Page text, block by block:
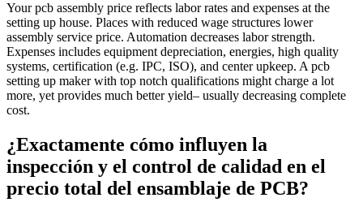
Your pcb assembly price reflects labor rates and expenses at the
setting up house. Places with reduced wage structures lower
assembly service price. Automation decreases labor strength.
Expenses includes equipment depreciation, energies, high quality
systems, certification (e.g. IPC, ISO), and center upkeep. A pcb
setting up maker with top notch qualifications might charge a lot
more, yet provides much better yield– usually decreasing complete
cost.
¿Exactamente cómo influyen la
inspección y el control de calidad en el
precio total del ensamblaje de PCB?